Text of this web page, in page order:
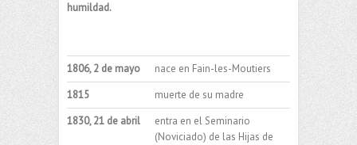
humildad.
1806, 2 de mayo
nace en Fain-les-Moutiers
1815
muerte de su madre
1830, 21 de abril
entra en el Seminario
(Noviciado) de las Hijas de